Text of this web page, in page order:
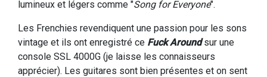
lumineux et légers comme "Song for Everyone".
Les Frenchies revendiquent une passion pour les sons
vintage et ils ont enregistré ce Fuck Aroundsur une
console SSL 4000G (je laisse les connaisseurs
apprécier). Les guitares sont bien présentes et on sent